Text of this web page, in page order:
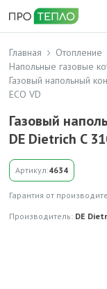
Главная Отопление
Напольные газовые
Газовый напольный
ECO VD
Газовый
DE Dietrich C
Артикул:4634
Гарантия от
Производитель: DE